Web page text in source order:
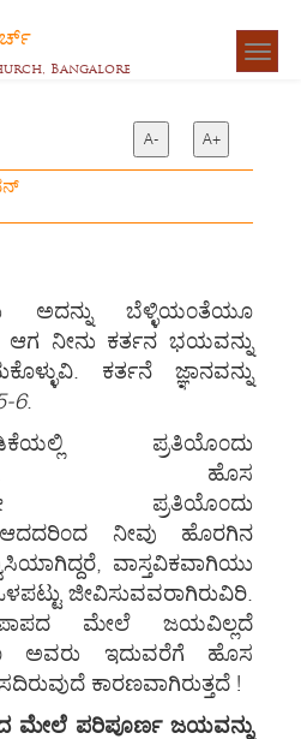
Bangalore
A- A+
ಅದನ್ನು ಬೆಳ್ಳಿಯ೦ತೆಯೂ
ಆಗ ನೀನು ಕರ್ತನ ಭಯವನ್ನು
ಕರ್ತನೆ ಜ್ಞಾನವನ್ನು
6.
ಪ್ರತಿಯೊ೦ದು
ಹೊಸ
ಪ್ರತಿಯೊ೦ದು
ಆದದರಿ೦ದ ನೀವು ಹೊರಗಿನ
ವಾಸ್ತವಿಕವಾಗಿಯು
ಜೀವಿಸುವವರಾಗಿರುವಿರಿ.
ಮೇಲೆ ಜಯವಿಲ್ಲದೆ
ಅವರು ಇದುವರೆಗೆ ಹೊಸ
ಕಾರಣವಾಗಿರುತ್ತದೆ !
ಮೇಲೆ ಪರಿಪೂರ್ಣ ಜಯವನ್ನು